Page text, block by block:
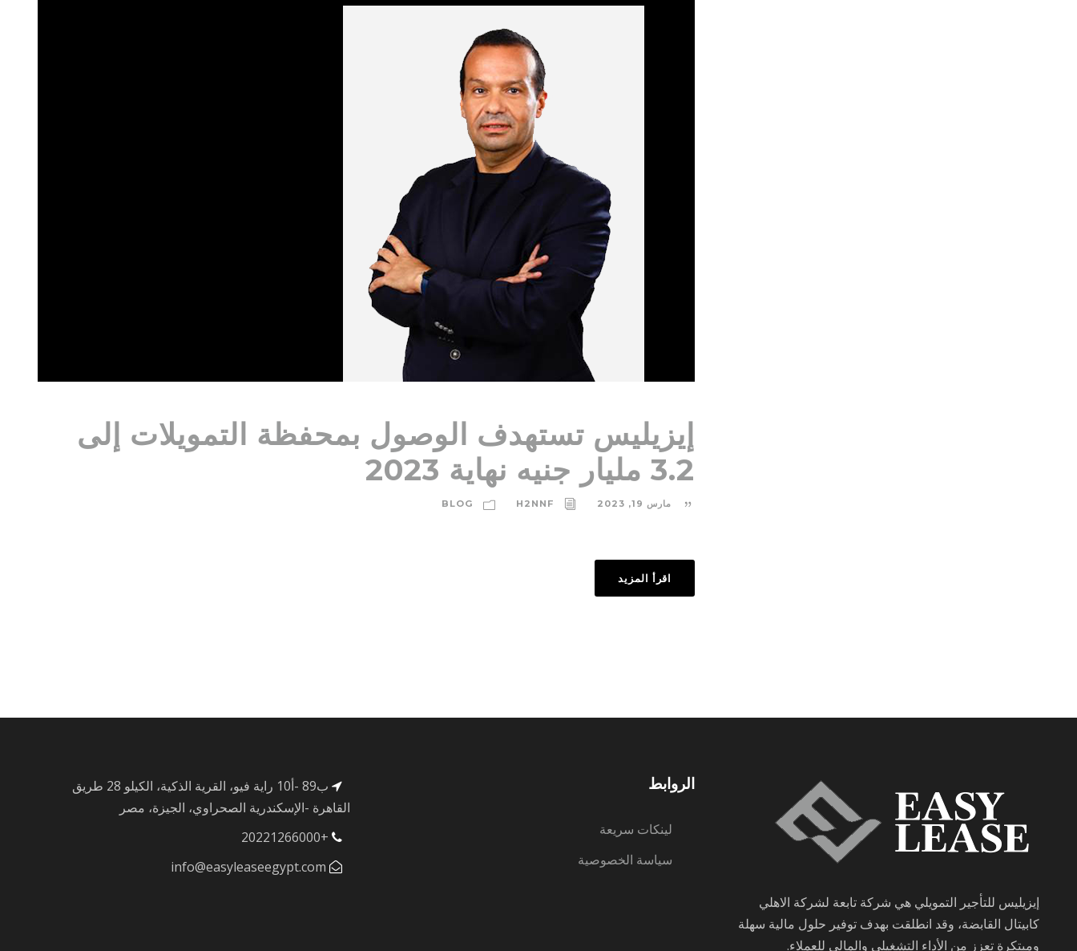
إيزيليس تستهدف الوصول بمحفظة التمويلات إلى
3.2 مليار جنيه نهاية 2023
مارس 19, 2023 H2NNF
BLOG
اقرأ المزيد
إيزيليس للتأجير التمويلي هي شركة تابعة لشركة الاهلي
كابيتال القابضة، وقد انطلقت بهدف توفير حلول مالية سهلة
ومبتكرة تعزز من الأداء التشغيلي والمالي للعملاء.
الروابط
لينكات سريعة
سياسة الخصوصية
ب89 -أ10 راية فيو، القرية الذكية، الكيلو 28 طريق
القاهرة -الإسكندرية الصحراوي، الجيزة، مصر
+20221266000
info@easyleaseegypt.com